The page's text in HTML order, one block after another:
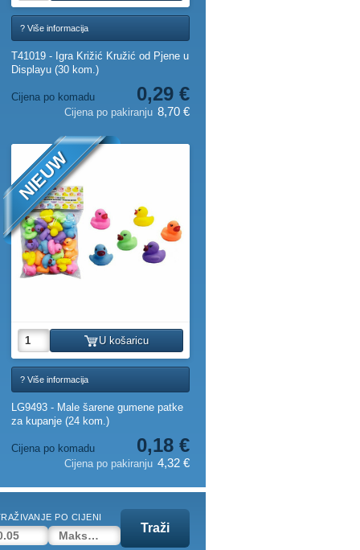
? Više informacija
T41019 - Igra Križić Kružić od Pjene u
Displayu (30 kom.)
Cijena po komadu 0,29 €
Cijena po pakiranju 8,70 €
NIEUW
U košaricu
? Više informacija
LG9493 - Male šarene gumene patke
za kupanje (24 kom.)
Cijena po komadu 0,18 €
Cijena po pakiranju 4,32 €
PO CIJENI
Traži